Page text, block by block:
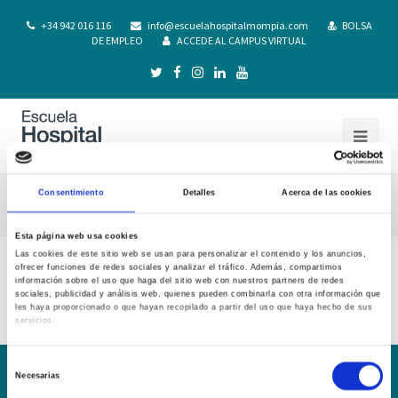
Consentimiento Detalles Acerca de las cookies
Esta página web usa cookies
Las cookies de este sitio web se usan para personalizar el contenido y los anuncios,
ofrecer funciones de redes sociales y analizar el tráfico. Además, compartimos
información sobre el uso que haga del sitio web con nuestros partners de redes
sociales, publicidad y análisis web, quienes pueden combinarla con otra información que
les haya proporcionado o que hayan recopilado a partir del uso que haya hecho de sus
servicios.
Necesarias
+34 942 016 116 info@escuelahospitalmompia.com
BOLSA
DE EMPLEO
ACCEDE AL CAMPUS VIRTUAL
1M-GP.Mompía.19-20
1M-GP.Mompía.19-20